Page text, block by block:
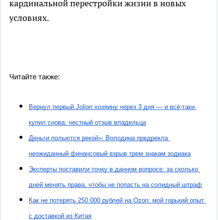
кардинальной перестройки жизни в новых
условиях.
Читайте также:
Вернул первый Jolion хозяину через 3 дня — и всё-таки
купил снова: честный отзыв владельца
Деньги польются рекой»: Володина предрекла
неожиданный финансовый взрыв трем знакам зодиака
Эксперты поставили точку в данном вопросе: за сколько
дней менять права, чтобы не попасть на солидный штраф
Как не потерять 250 000 рублей на Ozon: мой горький опыт
с доставкой из Китая